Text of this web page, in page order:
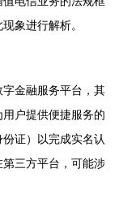
象进行解析。
金融服务平台，其
户提供便捷服务的
证）以完成实名认
三方平台，可能涉